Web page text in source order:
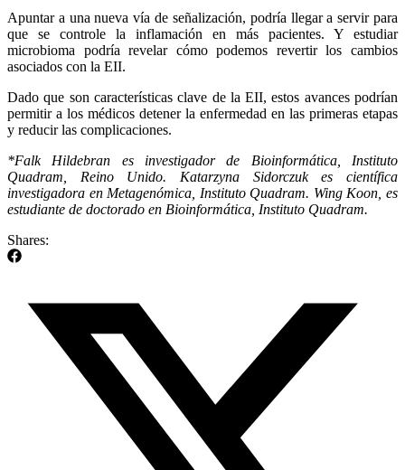
Apuntar a una nueva vía de señalización, podría llegar a servir para
que se controle la inflamación en más pacientes. Y estudiar
microbioma podría revelar cómo podemos revertir los cambios
asociados con la EII.
Dado que son características clave de la EII, estos avances podrían
permitir a los médicos detener la enfermedad en las primeras etapas
y reducir las complicaciones.
*Falk Hildebran es investigador de Bioinformática, Instituto
Quadram, Reino Unido. Katarzyna Sidorczuk es científica
investigadora en Metagenómica, Instituto Quadram. Wing Koon, es
estudiante de doctorado en Bioinformática, Instituto Quadram.
Shares: